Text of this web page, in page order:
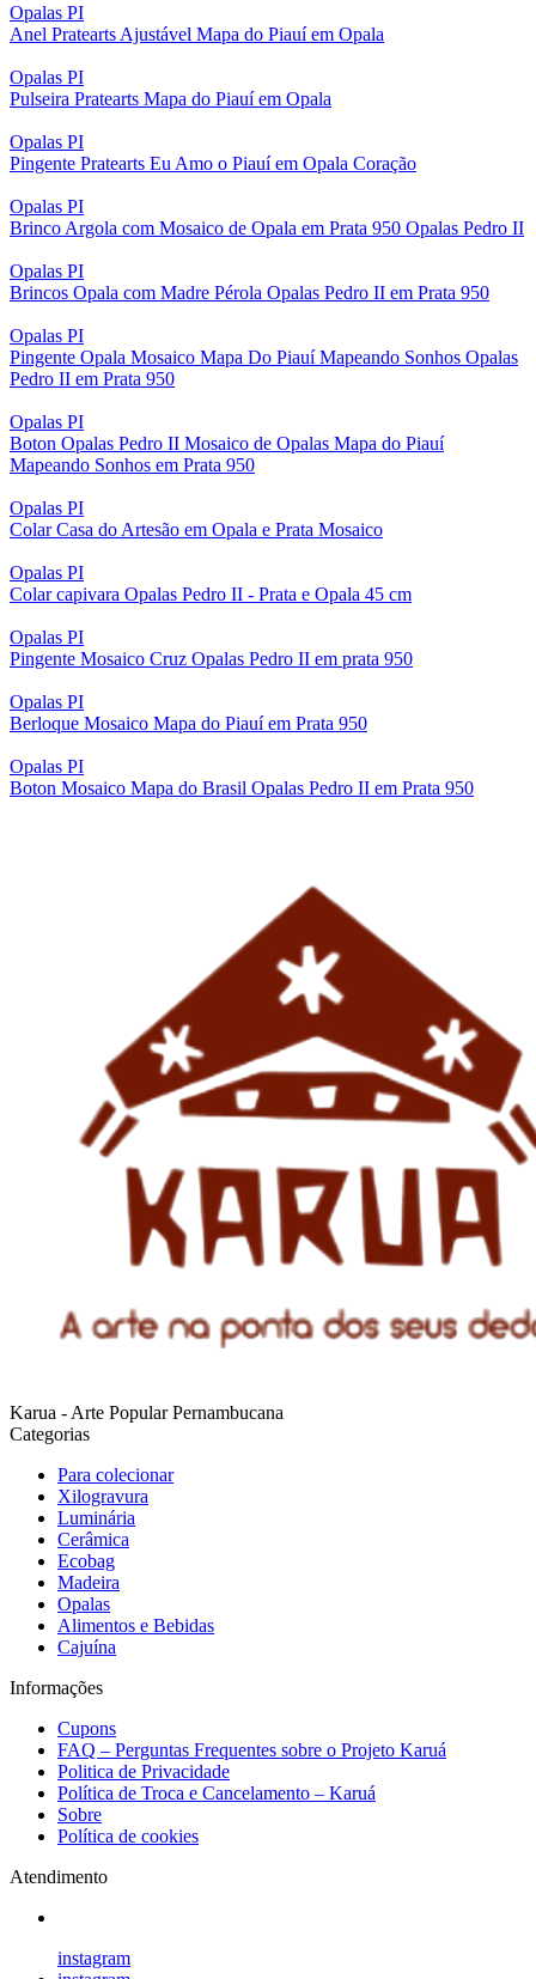
Opalas PI
Anel Pratearts Ajustável Mapa do Piauí em Opala
Opalas PI
Pulseira Pratearts Mapa do Piauí em Opala
Opalas PI
Pingente Pratearts Eu Amo o Piauí em Opala Coração
Opalas PI
Brinco Argola com Mosaico de Opala em Prata 950 Opalas Pedro II
Opalas PI
Brincos Opala com Madre Pérola Opalas Pedro II em Prata 950
Opalas PI
Pingente Opala Mosaico Mapa Do Piauí Mapeando Sonhos Opalas
Pedro II em Prata 950
Opalas PI
Boton Opalas Pedro II Mosaico de Opalas Mapa do Piauí
Mapeando Sonhos em Prata 950
Opalas PI
Colar Casa do Artesão em Opala e Prata Mosaico
Opalas PI
Colar capivara Opalas Pedro II - Prata e Opala 45 cm
Opalas PI
Pingente Mosaico Cruz Opalas Pedro II em prata 950
Opalas PI
Berloque Mosaico Mapa do Piauí em Prata 950
Opalas PI
Boton Mosaico Mapa do Brasil Opalas Pedro II em Prata 950
Karua - Arte Popular Pernambucana
Categorias
Para colecionar
Xilogravura
Luminária
Cerâmica
Ecobag
Madeira
Opalas
Alimentos e Bebidas
Cajuína
Informações
Cupons
FAQ – Perguntas Frequentes sobre o Projeto Karuá
Politica de Privacidade
Política de Troca e Cancelamento – Karuá
Sobre
Política de cookies
Atendimento
instagram